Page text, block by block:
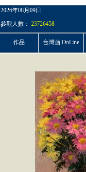
2026年08月09日
參觀人數： 23726458
作品 台灣画 OnLine